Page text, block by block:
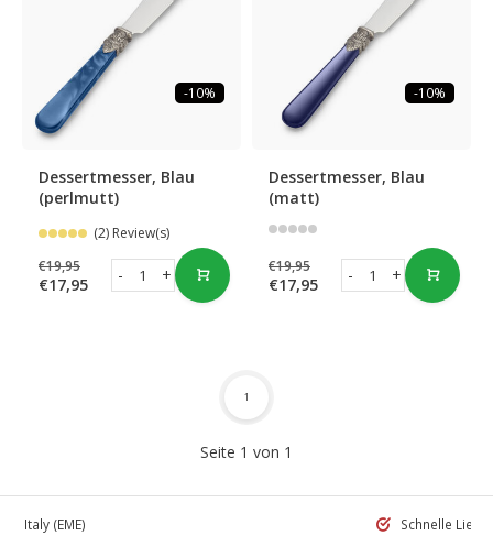
-10%
Dessertmesser, Blau
(perlmutt)
(2) Review(s)
€19,95
€17,95 +
-
-10%
Dessertmesser, Blau
(matt)
€19,95
€17,95 +
-
Seite 1 von 1
1
in Italy (EME) Schnelle